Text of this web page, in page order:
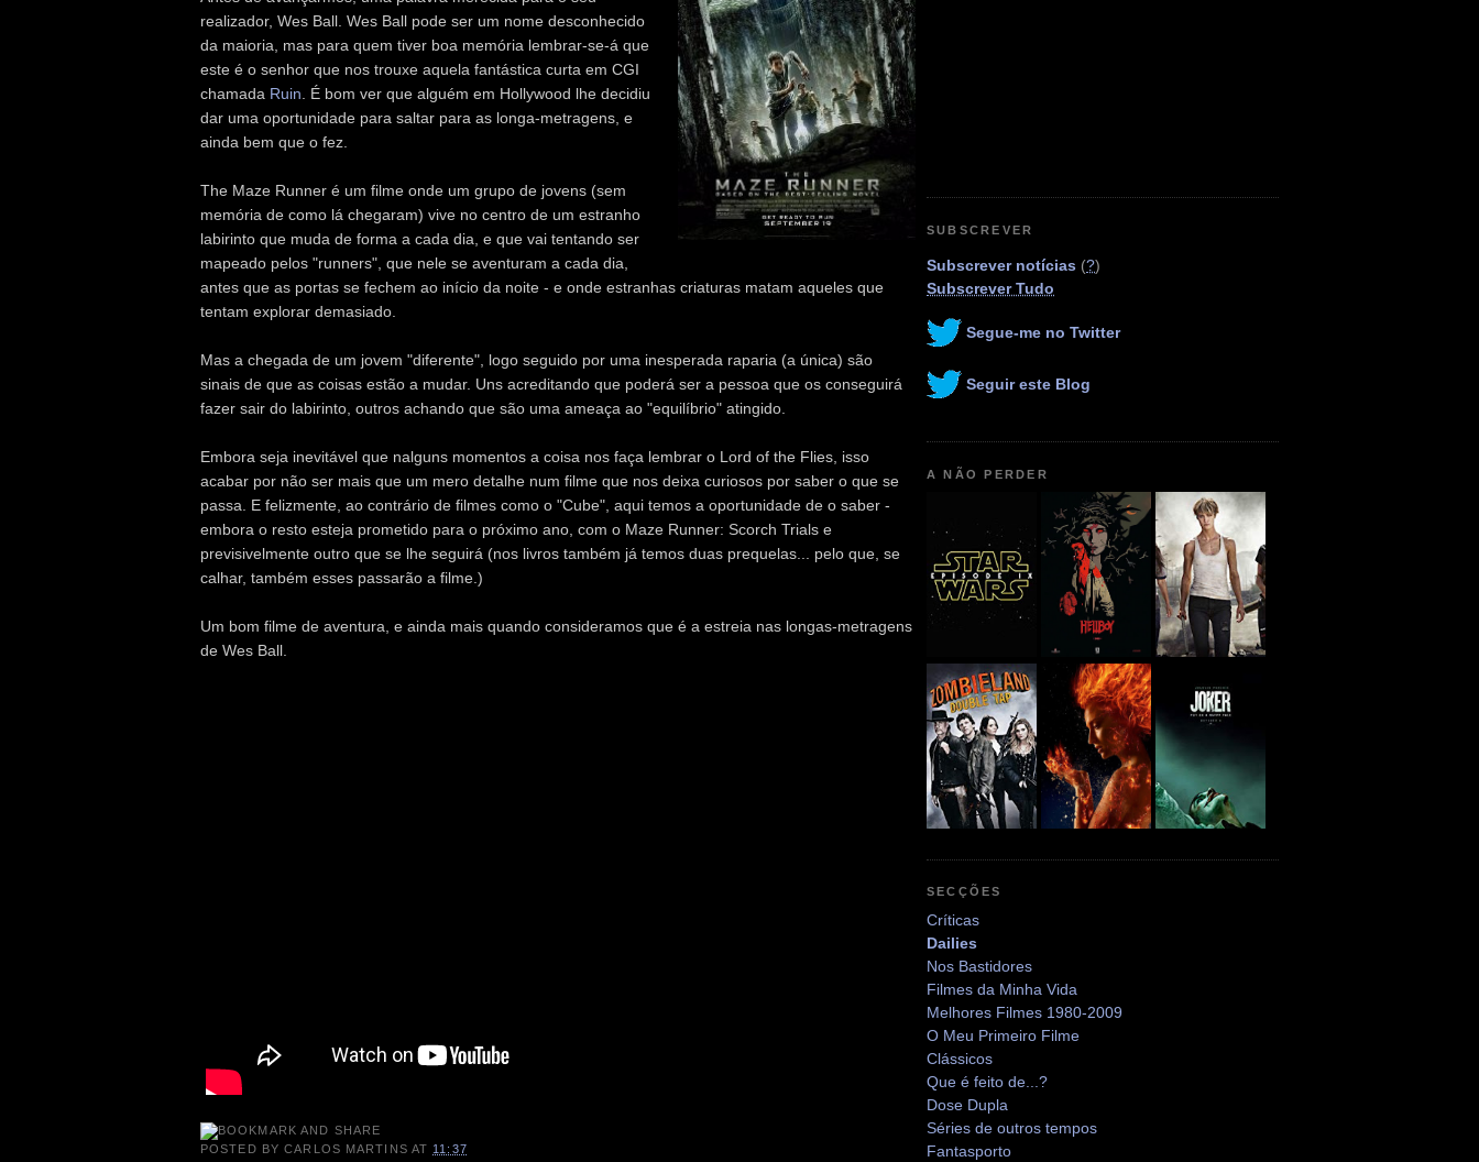
realizador, Wes Ball. Wes Ball pode ser um nome desconhecido
da maioria, mas para quem tiver boa memória lembrar-se-á que
este é o senhor que nos trouxe aquela fantástica curta em CGI
chamada Ruin . É bom ver que alguém em Hollywood lhe decidiu
dar uma oportunidade para saltar para as longa-metragens, e
ainda bem que o fez.
The Maze Runner é um filme onde um grupo de jovens (sem
memória de como lá chegaram) vive no centro de um estranho
labirinto que muda de forma a cada dia, e que vai tentando ser
mapeado pelos "runners", que nele se aventuram a cada dia,
antes que as portas se fechem ao início da noite - e onde estranhas criaturas matam aqueles que
tentam explorar demasiado.
Mas a chegada de um jovem "diferente", logo seguido por uma inesperada raparia (a única) são
sinais de que as coisas estão a mudar. Uns acreditando que poderá ser a pessoa que os conseguirá
fazer sair do labirinto, outros achando que são uma ameaça ao "equilíbrio" atingido.
Embora seja inevitável que nalguns momentos a coisa nos faça lembrar o Lord of the Flies, isso
acabar por não ser mais que um mero detalhe num filme que nos deixa curiosos por saber o que se
passa. E felizmente, ao contrário de filmes como o "Cube", aqui temos a oportunidade de o saber -
embora o resto esteja prometido para o próximo ano, com o Maze Runner: Scorch Trials e
previsivelmente outro que se lhe seguirá (nos livros também já temos duas prequelas... pelo que, se
calhar, também esses passarão a filme.)
Um bom filme de aventura, e ainda mais quando consideramos que é a estreia nas longas-metragens
de Wes Ball.
POSTED BYCARLOS MARTINS AT 11:37
SUBSCREVER
Subscrever notícias (?)
Subscrever Tudo
Segue-me no Twitter
Seguir este Blog
A NÃO PERDER
SECÇÕES
Críticas
Dailies
Nos Bastidores
Filmes da Minha Vida
Melhores Filmes 1980-2009
O Meu Primeiro Filme
Clássicos
Que é feito de...?
Dose Dupla
Séries de outros tempos
Fantasporto